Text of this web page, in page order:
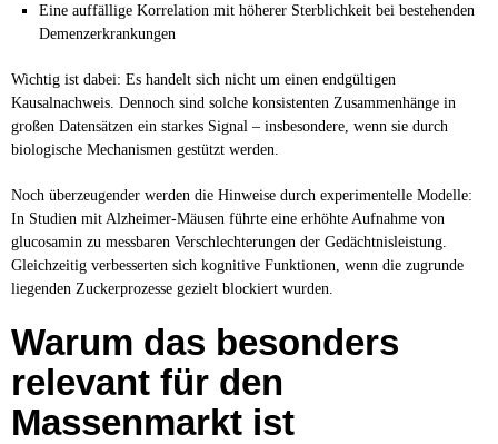
Eine auffällige Korrelation mit höherer Sterblichkeit bei bestehenden
Demenzerkrankungen
Wichtig ist dabei: Es handelt sich nicht um einen endgültigen
Kausalnachweis. Dennoch sind solche konsistenten Zusammenhänge in
großen Datensätzen ein starkes Signal – insbesondere, wenn sie durch
biologische Mechanismen gestützt werden.
Noch überzeugender werden die Hinweise durch experimentelle Modelle:
In Studien mit Alzheimer-Mäusen führte eine erhöhte Aufnahme von
glucosamin zu messbaren Verschlechterungen der Gedächtnisleistung.
Gleichzeitig verbesserten sich kognitive Funktionen, wenn die zugrunde
liegenden Zuckerprozesse gezielt blockiert wurden.
Warum das besonders
relevant für den
Massenmarkt ist